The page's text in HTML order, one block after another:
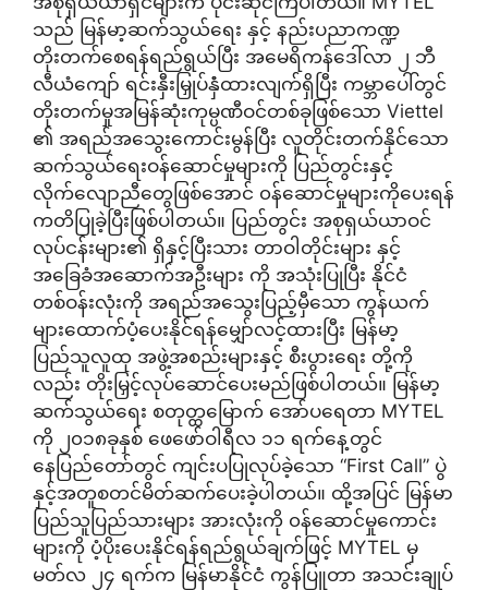
သည် မြန်မာ့ဆက်သွယ်ရေး နှင့် နည်းပညာကဏ္ဍ
တိုးတက်စေရန်ရည်ရွယ်ပြီး အမေရိကန်ဒေါ်လာ ၂ ဘီ
လီယံကျော် ရင်းနှီးမြှုပ်နှံံထားလျက်ရှိပြီး ကမ္ဘာပေါ်တွင်
တိုးတက်မှုအမြန်ဆုံးကုမ္ပဏီဝင်တစ်ခုဖြစ်သော Viettel
၏ အရည်အသွေးကောင်းမွန်ပြီး လူတိုင်းတက်နိုင်သော
ဆက်သွယ်ရေးဝန်ဆောင်မှုများကို ပြည်တွင်းနှင့်
လိုက်လျောညီတွေဖြစ်အောင် ၀န်ဆောင်မှုများကိုပေးရန်
ကတိပြုခဲ့ပြီးဖြစ်ပါတယ်။ ပြည်တွင်း အစုရှယ်ယာဝင်
လုပ်ငန်းများ၏ ရှိနှင့်ပြီးသား တာဝါတိုင်းများ နှင့်
အခြေခံအဆောက်အဦးများ ကို အသုံးပြုပြီး နိုင်ငံ
တစ်ဝန်းလုံးကို အရည်အသွေးပြည့်မှီသော ကွန်ယက်
များထောက်ပံ့ပေးနိုင်ရန်မျှော်လင့်ထားပြီး မြန်မာ့
ပြည်သူလူထု အဖွဲ့အစည်းများနှင့် စီးပွားရေး တို့ကို
လည်း တိုးမြှင့်လုပ်ဆောင်ပေးမည်ဖြစ်ပါတယ်။ မြန်မာ့
ဆက်သွယ်ရေး စတုတ္ထမြောက် အော်ပရေတာ MYTEL
ကို ၂၀၁၈ခုနှစ် ဖေဖော်ဝါရီလ ၁၁ ရက်နေ့တွင်
နေပြည်တော်တွင် ကျင်းပပြုလုပ်ခဲ့သော “First Call” ပွဲ
နှင့်အတူစတင်မိတ်ဆက်ပေးခဲ့ပါတယ်။ ထို့အပြင် မြန်မာ
ပြည်သူပြည်သားများ အားလုံးကို ၀န်ဆောင်မှုကောင်း
များကို ပံ့ပိုးပေးနိုင်ရန်ရည်ရွယ်ချက်ဖြင့် MYTEL မှ
မတ်လ ၂၄ ရက်က မြန်မာနိုင်ငံ ကွန်ပြူတာ အသင်းချုပ်